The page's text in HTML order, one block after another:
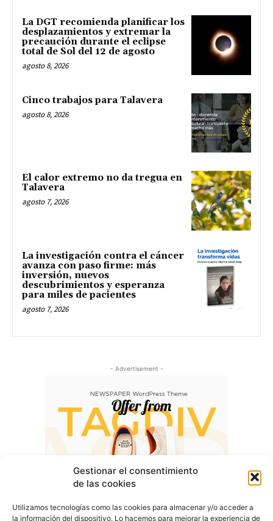
Gestionar el consentimiento
de las cookies
Utilizamos tecnologías como las cookies para almacenar y/o acceder a
la información del dispositivo. Lo hacemos para mejorar la experiencia de
La DGT recomienda planificar los
desplazamientos y extremar la
precaución durante el eclipse
total de Sol del 12 de agosto
agosto 8, 2026
Cinco trabajos para Talavera
agosto 8, 2026
El calor extremo no da tregua en
Talavera
agosto 7, 2026
La investigación contra el cáncer
avanza con paso firme: más
inversión, nuevos
descubrimientos y esperanza
para miles de pacientes
agosto 7, 2026
- Advertisement -